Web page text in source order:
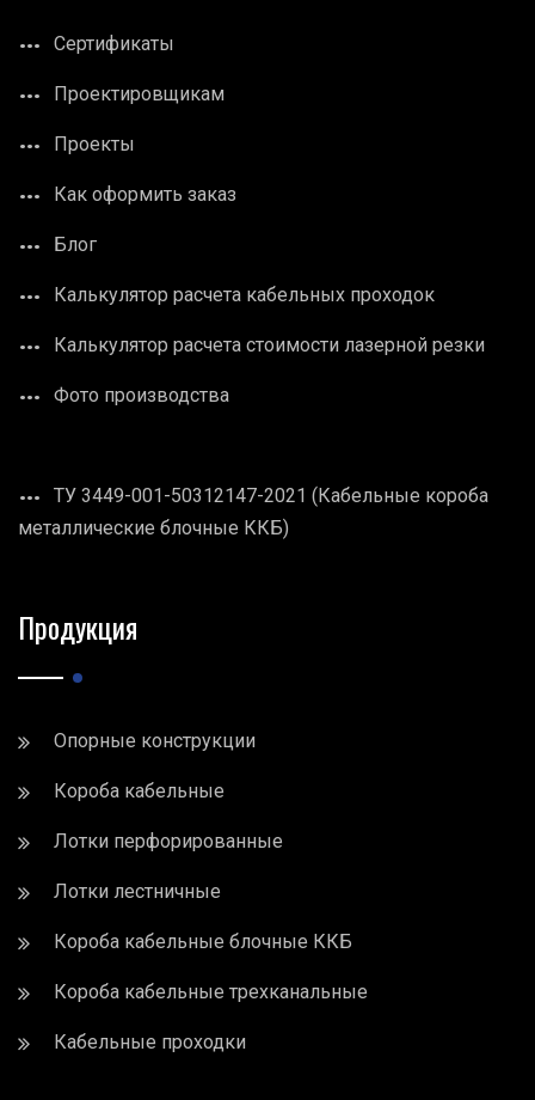
Сертификаты
Проектировщикам
Проекты
Как оформить заказ
Блог
Калькулятор расчета кабельных проходок
Калькулятор расчета стоимости лазерной резки
Фото производства
ТУ 3449-001-50312147-2021 (Кабельные короба
металлические блочные ККБ)
Продукция
Опорные конструкции
Короба кабельные
Лотки перфорированные
Лотки лестничные
Короба кабельные блочные ККБ
Короба кабельные трехканальные
Кабельные проходки